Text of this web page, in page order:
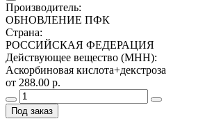
Производитель:
ОБНОВЛЕНИЕ ПФК
Страна:
РОССИЙСКАЯ ФЕДЕРАЦИЯ
Действующее вещество (МНН):
Аскорбиновая кислота+декстроза
от 288.00 р.
Под заказ